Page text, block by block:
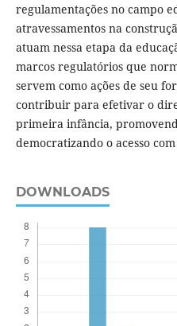
regulamentações no campo
atravessamentos na
atuam nessa etapa da
marcos regulatórios que
servem como ações de seu
contribuir para efetivar o
primeira infância,
democratizando o acesso
DOWNLOADS